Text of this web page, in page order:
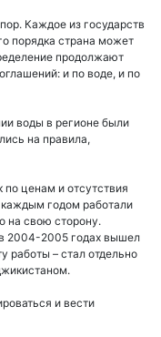
Каждое из государств
порядка страна может
продолжают
и по воде, и по
воды в регионе были
на правила,
ценам и отсутствия
каждым годом работали
на свою сторону.
2004-2005 годах вышел
работы – стал отдельно
и вести